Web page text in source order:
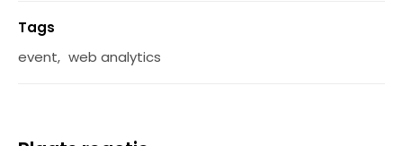
Tags
event, web analytics